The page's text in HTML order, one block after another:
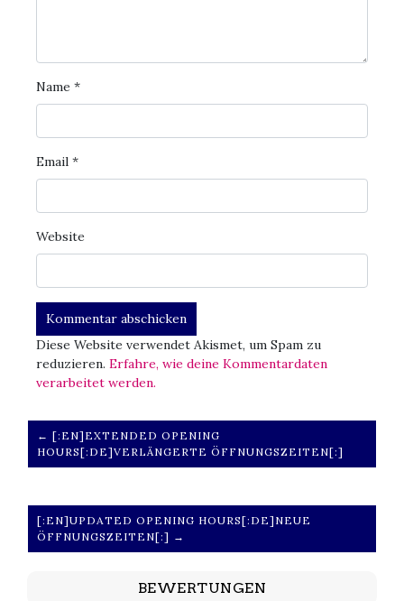
Name *
Email *
Website
Diese Website verwendet Akismet, um Spam zu
reduzieren. Erfahre, wie deine Kommentardaten
verarbeitet werden.
← [:EN]EXTENDED OPENING
HOURS[:DE]VERLÄNGERTE ÖFFNUNGSZEITEN[:]
[:EN]UPDATED OPENING HOURS[:DE]NEUE
ÖFFNUNGSZEITEN[:] →
BEWERTUNGEN